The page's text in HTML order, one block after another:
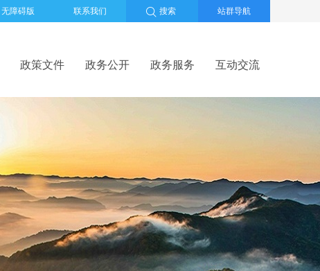
无障碍版 联系我们 搜索 站群导航
政策文件 政务公开 政务服务 互动交流